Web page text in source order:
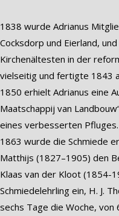
1838 wurde Adrianus
Cocksdorp und Eierland,
Kirchenältesten in der
vielseitig und fertigte 1843
1850 erhielt Adrianus eine
Maatschappij van
eines verbesserten Pfluges.
1863 wurde die Schmiede
Matthijs (1827–1905) den
Klaas van der Kloot (1854-
Schmiedelehrling ein, H. J.
sechs Tage die Woche, von